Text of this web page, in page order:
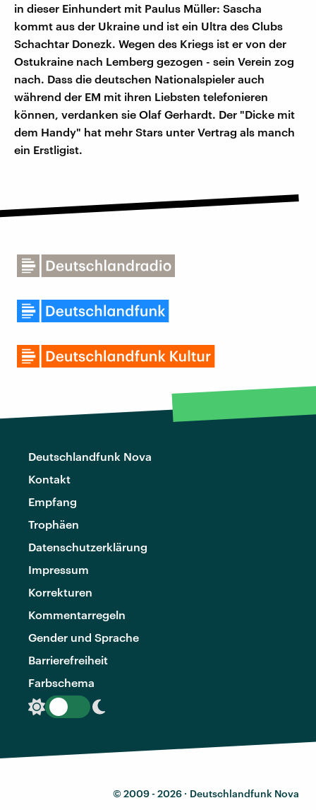
in dieser Einhundert mit Paulus Müller: Sascha
kommt aus der Ukraine und ist ein Ultra des Clubs
Schachtar Donezk. Wegen des Kriegs ist er von der
Ostukraine nach Lemberg gezogen - sein Verein zog
nach. Dass die deutschen Nationalspieler auch
während der EM mit ihren Liebsten telefonieren
können, verdanken sie Olaf Gerhardt. Der "Dicke mit
dem Handy" hat mehr Stars unter Vertrag als manch
ein Erstligist.
Deutschlandfunk Nova
Kontakt
Empfang
Trophäen
Datenschutzerklärung
Impressum
Korrekturen
Kommentarregeln
Gender und Sprache
Barrierefreiheit
Farbschema
© 2009 - 2026 · Deutschlandfunk Nova